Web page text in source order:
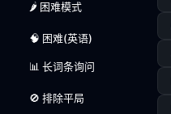
🌶️ 困难模式
🧠 困难(英语)
📊 长词条询问
🚫 排除平局